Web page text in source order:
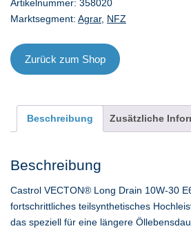
E6/E9
-
l
Menge
Artikelnummer: 358020
Marktsegment: Agrar, NFZ
Zurück zum Shop
Beschreibung Zusätzliche
Beschreibung
Castrol VECTON® Long Drain 10W-30
fortschrittliches teilsynthetisches
das speziell für eine längere